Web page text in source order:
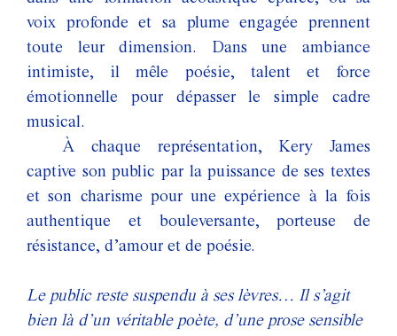
voix profonde et sa plume engagée prennent
toute leur dimension. Dans une ambiance
intimiste, il mêle poésie, talent et force
émotionnelle pour dépasser le simple cadre
musical.
À chaque représentation, Kery James
captive son public par la puissance de ses textes
et son charisme pour une expérience à la fois
authentique et bouleversante, porteuse de
résistance, d’amour et de poésie.
Le public reste suspendu à ses lèvres… Il s’agit
bien là d’un véritable poète, d’une prose sensible